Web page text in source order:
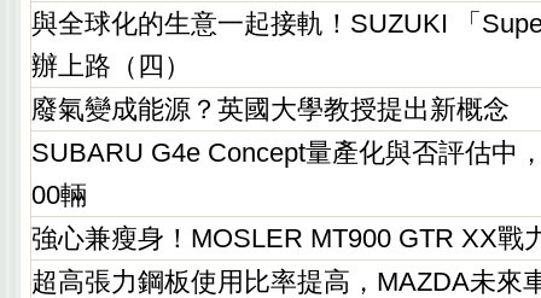
與全球化的生意一起接軌！SUZUKI 「
辦上路（四）
廢氣變成能源？英國大學教授提出新概念
SUBARU G4e Concept量產化與否評估中
00輛
強心兼瘦身！MOSLER MT900 GTR XX戰
超高張力鋼板使用比率提高，MAZDA未來